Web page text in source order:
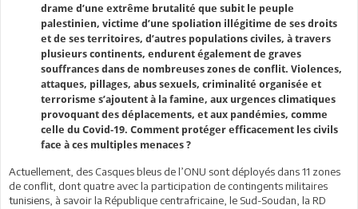
drame d’une extrême brutalité que subit le peuple
palestinien, victime d’une spoliation illégitime de ses droits
et de ses territoires, d’autres populations civiles, à travers
plusieurs continents, endurent également de graves
souffrances dans de nombreuses zones de conflit. Violences,
attaques, pillages, abus sexuels, criminalité organisée et
terrorisme s’ajoutent à la famine, aux urgences climatiques
provoquant des déplacements, et aux pandémies, comme
celle du Covid-19. Comment protéger efficacement les civils
face à ces multiples menaces ?
Actuellement, des Casques bleus de l’ONU sont déployés dans 11 zones
de conflit, dont quatre avec la participation de contingents militaires
tunisiens, à savoir la République centrafricaine, le Sud-Soudan, la RD